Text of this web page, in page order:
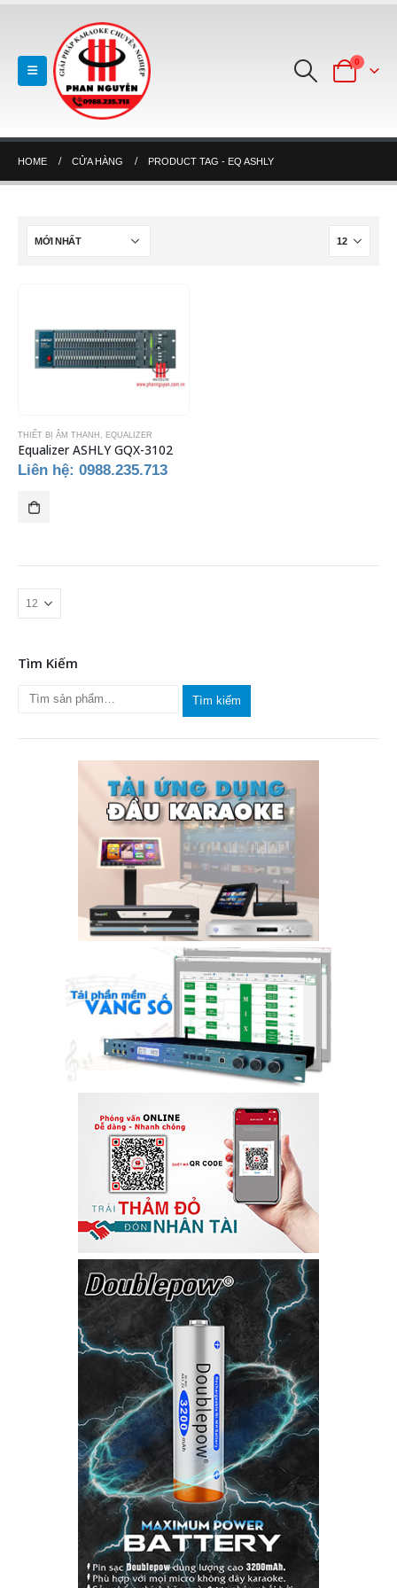
0
HOME CỬA HÀNG PRODUCT TAG - EQ ASHLY
THIẾT BỊ ÂM THANH EQUALIZER
Equalizer ASHLY GQX-3102
Liên hệ: 0988.235.713
Tìm Kiếm
Tìm kiếm